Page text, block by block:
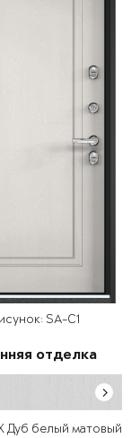
SA-C1
отделка
Дуб белый матовый